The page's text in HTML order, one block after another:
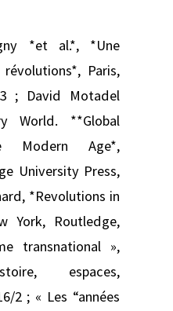
*et al.*, *Une
Paris,
; David Motadel
World. **Global
Modern Age*,
University Press,
*Revolutions in
York, Routledge,
transnational »,
espaces,
2 ; « Les “années